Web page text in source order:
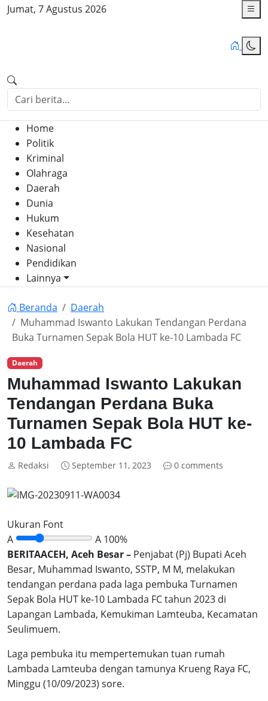
Jumat, 7 Agustus 2026
Home
Politik
Kriminal
Olahraga
Daerah
Dunia
Hukum
Kesehatan
Nasional
Pendidikan
Lainnya
Beranda
Daerah
Muhammad Iswanto Lakukan Tendangan Perdana
Buka Turnamen Sepak Bola HUT ke-10 Lambada FC
Daerah
Muhammad Iswanto Lakukan
Tendangan Perdana Buka
Turnamen Sepak Bola HUT ke-
10 Lambada FC
Redaksi September 11, 2023 0 comments
Ukuran Font
A
A 100%
BERITAACEH, Aceh Besar – Penjabat (Pj) Bupati Aceh
Besar, Muhammad Iswanto, SSTP, M M, melakukan
tendangan perdana pada laga pembuka Turnamen
Sepak Bola HUT ke-10 Lambada FC tahun 2023 di
Lapangan Lambada, Kemukiman Lamteuba, Kecamatan
Seulimuem.
Laga pembuka itu mempertemukan tuan rumah
Lambada Lamteuba dengan tamunya Krueng Raya FC,
Minggu (10/09/2023) sore.